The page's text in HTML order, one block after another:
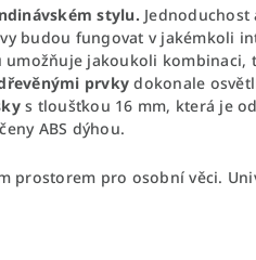
stylu.
budou fungovat v jakémkoli
umožňuje jakoukoli kombinaci,
prvky dokonale
s tloušťkou 16 mm, která je
ABS dýhou.
prostorem pro osobní věci.